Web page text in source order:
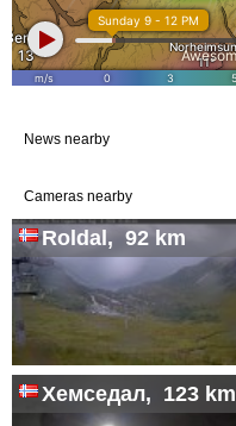
News nearby
Cameras nearby
Roldal, 92 km
Хемседал, 123 km